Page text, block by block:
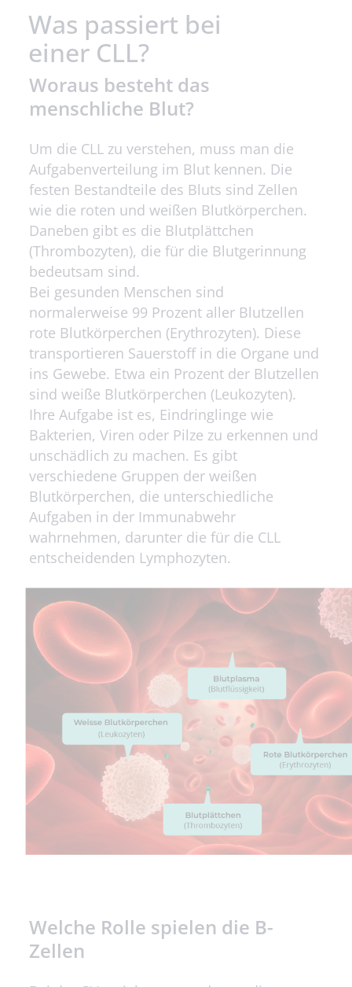
Was passiert bei
einer CLL?
Woraus besteht das
menschliche Blut?
Um die CLL zu verstehen, muss man die
Aufgaben­verteilung im Blut kennen. Die
festen Bestandteile des Bluts sind Zellen
wie die roten und weißen Blut­körperchen.
Daneben gibt es die Blut­plättchen
(Thrombozyten), die für die Blutgerinnung
bedeutsam sind.
Bei gesunden Menschen sind
normalerweise 99 Prozent aller Blutzellen
rote Blutkörperchen (Erythrozyten). Diese
transportieren Sauerstoff in die Organe und
ins Gewebe. Etwa ein Prozent der Blutzellen
sind weiße Blutkörperchen (Leukozyten).
Ihre Aufgabe ist es, Eindringlinge wie
Bakterien, Viren oder Pilze zu erkennen und
unschädlich zu machen. Es gibt
verschiedene Gruppen der weißen
Blutkörperchen, die unterschiedliche
Aufgaben in der Immunabwehr
wahrnehmen, darunter die für die CLL
entscheidenden Lymphozyten.
Welche Rolle spielen die B-
Zellen